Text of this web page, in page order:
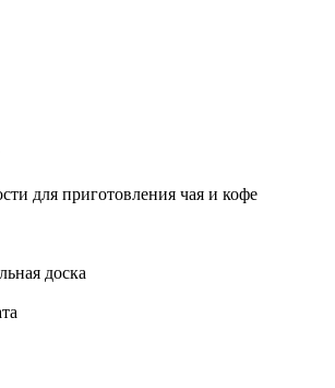
для приготовления чая и кофе
доска